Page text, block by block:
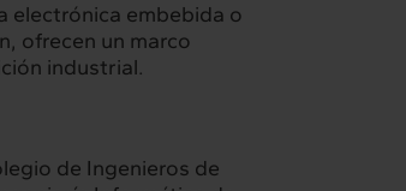
electrónica embebida o
ofrecen un marco
industrial.
de Ingenieros de